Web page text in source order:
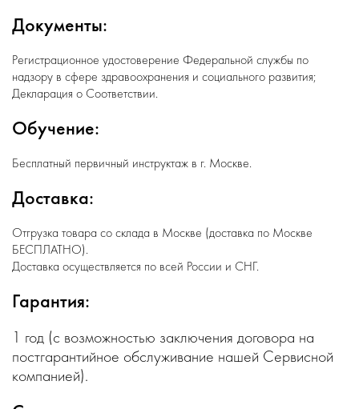
Документы:
Регистрационное удостоверение Федеральной службы по
надзору в сфере здравоохранения и социального развития;
Декларация о Соответствии.
Обучение:
Бесплатный первичный инструктаж в г. Москве.
Доставка:
Отгрузка товара со склада в Москве (доставка по Москве
БЕСПЛАТНО).
Доставка осуществляется по всей России и СНГ.
Гарантия:
1 год (с возможностью заключения договора на
постгарантийное обслуживание нашей Сервисной
компанией).